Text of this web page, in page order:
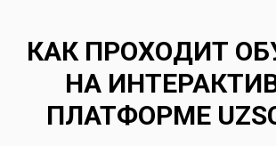
КАК ПРОХОДИТ
НА
ПЛАТФОРМЕ